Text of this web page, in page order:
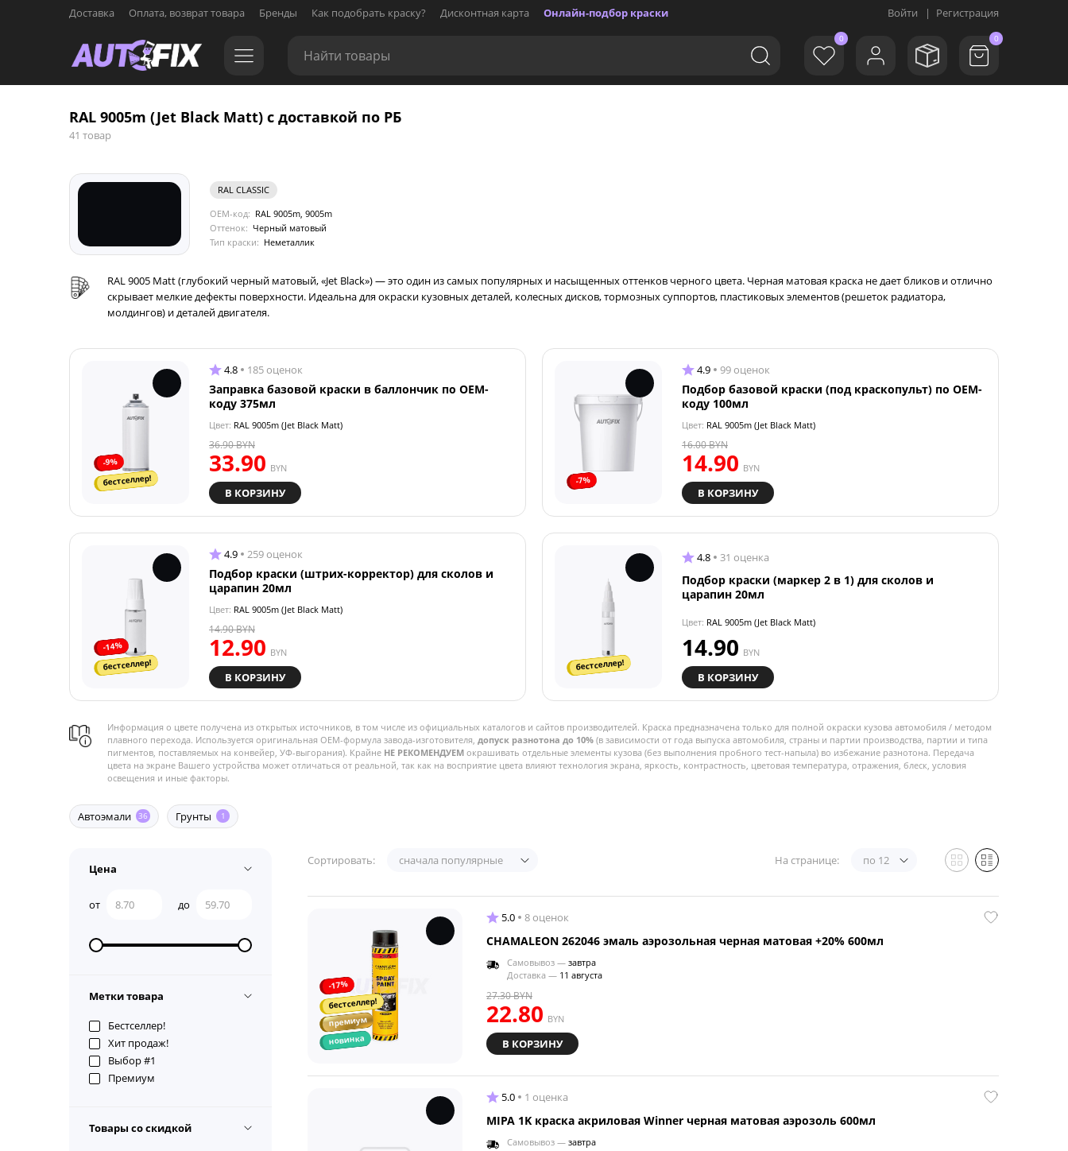
Доставка Оплата, возврат товара Бренды Как подобрать краску? Дисконтная карта Онлайн-подбор краски Войти | Регистрация
0 0
RAL 9005m (Jet Black Matt) с доставкой по РБ
41 товар
RAL CLASSIC
OEM-код: RAL 9005m, 9005m
Оттенок: Черный матовый
Тип краски: Неметаллик
RAL 9005 Matt (глубокий черный матовый, «Jet Black») — это один из самых популярных и насыщенных оттенков черного цвета. Черная матовая краска не дает бликов и отлично
скрывает мелкие дефекты поверхности. Идеальна для окраски кузовных деталей, колесных дисков, тормозных суппортов, пластиковых элементов (решеток радиатора,
молдингов) и деталей двигателя.
-9%
бестселлер!
4.8 185 оценок
Заправка базовой краски в баллончик по OEM-
коду 375мл
Цвет: RAL 9005m (Jet Black Matt)
33.90 BYN
36.90BYN
В КОРЗИНУ
-7%
4.9 99 оценок
Подбор базовой краски (под краскопульт) по OEM-
коду 100мл
Цвет: RAL 9005m (Jet Black Matt)
14.90 BYN
16.00BYN
В КОРЗИНУ
-14%
бестселлер!
4.9 259 оценок
Подбор краски (штрих-корректор) для сколов и
царапин 20мл
Цвет: RAL 9005m (Jet Black Matt)
12.90 BYN
14.90BYN
В КОРЗИНУ
бестселлер!
4.8 31 оценка
Подбор краски (маркер 2 в 1) для сколов и
царапин 20мл
Цвет: RAL 9005m (Jet Black Matt)
14.90 BYN
В КОРЗИНУ
Информация о цвете получена из открытых источников, в том числе из официальных каталогов и сайтов производителей. Краска предназначена только для полной окраски кузова автомобиля / методом
плавного перехода. Используется оригинальная OEM-формула завода-изготовителя, допуск разнотона до 10% (в зависимости от года выпуска автомобиля, страны и партии производства, партии и типа
пигментов, поставляемых на конвейер, УФ-выгорания). Крайне НЕ РЕКОМЕНДУЕМ окрашивать отдельные элементы кузова (без выполнения пробного тест-напыла) во избежание разнотона. Передача
цвета на экране Вашего устройства может отличаться от реальной, так как на восприятие цвета влияют технология экрана, яркость, контрастность, цветовая температура, отражения, блеск, условия
освещения и иные факторы.
Автоэмали 36 Грунты 1
Цена
от до
Метки товара
Бестселлер!
Хит продаж!
Выбор #1
Премиум
Товары со скидкой
Сортировать: сначала популярные На странице: по 12
-17%
бестселлер!
премиум
новинка
5.0 8 оценок
CHAMALEON 262046 эмаль аэрозольная черная матовая +20% 600мл
Самовывоз — завтра
Доставка — 11 августа
22.80 BYN
27.30BYN
В КОРЗИНУ
5.0 1 оценка
MIPA 1K краска акриловая Winner черная матовая аэрозоль 600мл
Самовывоз — завтра